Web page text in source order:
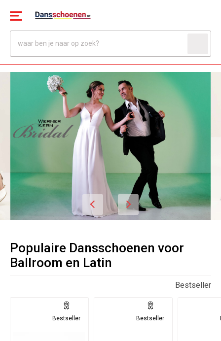
Populaire Dansschoenen voor
Ballroom en Latin
Bestseller
Bestseller Bestseller